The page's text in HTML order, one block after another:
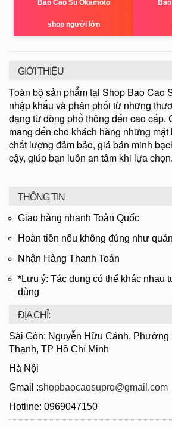
Bao Cao Su Okamoto
shop người lớn
GIỚI THIỆU
Toàn bộ sản phẩm tại Shop Bao Cao
nhập khẩu và phân phối từ những
dạng từ dòng phổ thông đến cao cấp.
mang đến cho khách hàng những
chất lượng đảm bảo, giá bán minh
cậy, giúp bạn luôn an tâm khi lựa chọn.
THÔNG TIN
Giao hàng nhanh Toàn Quốc
Hoàn tiền nếu không đúng như
Nhận Hàng Thanh Toán
*Lưu ý: Tác dụng có thể khác nhau
dùng
ĐỊA CHỈ:
Sài Gòn: Nguyễn Hữu Cảnh, Phường
Thạnh, TP Hồ Chí Minh
Hà Nội
Gmail :shopbaocaosupro@gmail.com
Hotline: 0969047150